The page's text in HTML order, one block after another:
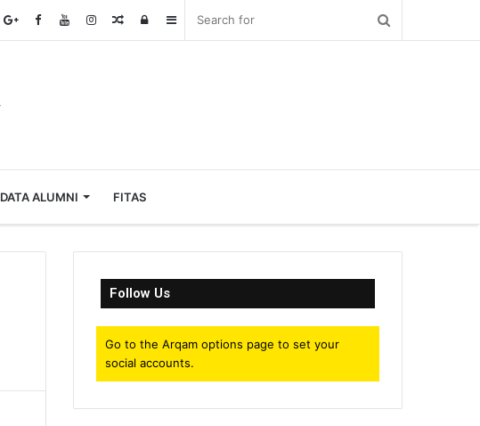
Sidebar
Log
Random
DATA ALUMNI FITAS
Follow Us
Go to the Arqam options page to set your
social accounts.